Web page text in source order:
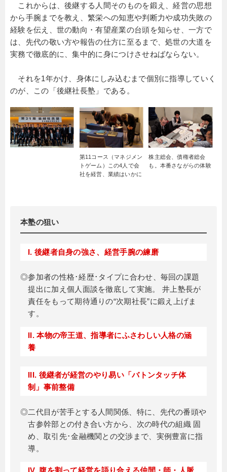
これからは、後継する人間そのものを鍛え、経営の思想
から手腕までを教え、繁栄への知恵や判断力や成功失敗の
経験を伝え、世の動向・有望産業の台頭を知らせ、一方で
は、先代の敬い方や報告の仕方に至るまで、処世の大道を
実務で徹底的に、集中的に身につけさせねばならない。
それを1年かけ、身体にしみ込むまで個別に指導していく
のが、この「後継社長塾」である。
第11コース（マネジメン
トゲーム）この4人で会
社を経営、業績はいかに
株主総会、債権者総会
も。本番さながらの体験
本塾の狙い
I. 後継者自身の強さ、経営手腕の練磨
◎参加者の性格･経歴･タイプに合わせ、毎回の課題
提出に加え個人面談を徹底して実施。 井上塾長が
責任をもって期待通りの“次期社長”に鍛え上げま
す。
II. 本物の帝王道、指導者にふさわしい人格の涵
養
III. 後継者が経営のやり易い「バトンタッチ体
制」事前整備
◎二代目が苦手とする人間関係、特に、先代の番頭や
古参幹部との付き合い方から、次の時代の組織 固
め、取引先･金融機関との交渉まで、実例豊富に指
導。
IV. 腹を割って経営を語り合える仲間・師・人脈